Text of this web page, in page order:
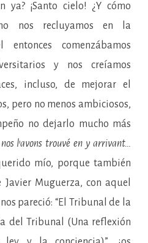
ya? ¡Santo cielo! ¿Y cómo
nos recluyamos en la
comenzábamos
y nos creíamos
incluso, de mejorar el
pero no menos ambiciosos,
no dejarlo mucho más
l’avons trouvé en y arrivant…
mío, porque también
Muguerza, con aquel
pareció: “El Tribunal de la
del Tribunal (Una reflexión